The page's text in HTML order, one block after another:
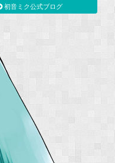
初音ミク公式ブログ